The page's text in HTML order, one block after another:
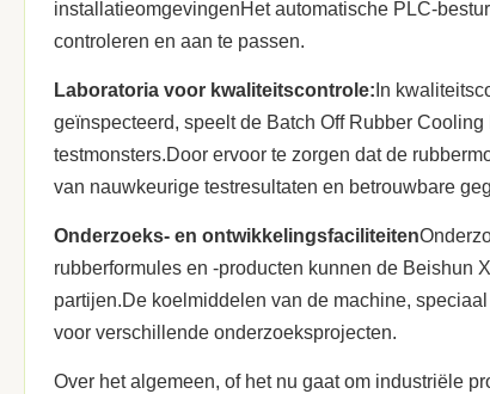
installatieomgevingenHet automatische PLC-
controleren en aan te passen.
Laboratoria voor kwaliteitscontrole: In
geïnspecteerd, speelt de Batch Off Rubber
testmonsters.Door ervoor te zorgen dat de
van nauwkeurige testresultaten en betrouwbare
Onderzoeks- en ontwikkelingsfaciliteiten
rubberformules en -producten kunnen de Beishun
partijen.De koelmiddelen van de machine,
voor verschillende onderzoeksprojecten.
Over het algemeen, of het nu gaat om industriële